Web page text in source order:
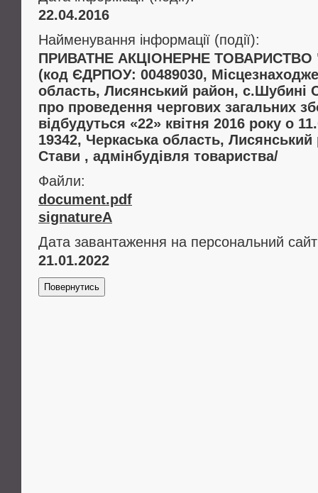
22.04.2016
Найменування інформації (події):
ПРИВАТНЕ АКЦІОНЕРНЕ ТОВАРИСТВО
(код ЄДРПОУ: 00489030,
область, Лисянський район, с.Шубині
про проведення чергових загальних
відбудуться «22» квітня 2016 року о
19342, Черкаська область,
Стави , адмінбудівля товариства/
Файли:
document.pdf
signatureA
Дата завантаження на персональний
21.01.2022
Повернутись